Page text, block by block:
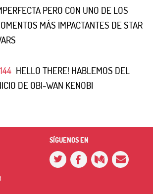
PERO CON UNO DE LOS
MÁS IMPACTANTES DE STAR
HELLO THERE! HABLEMOS DEL
DE OBI-WAN KENOBI
SÍGUENOS EN